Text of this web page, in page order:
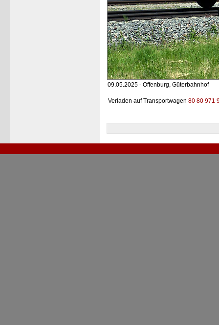
09.05.2025 - Offenburg, Güterbahnhof
Verladen auf Transportwagen 80 80 971